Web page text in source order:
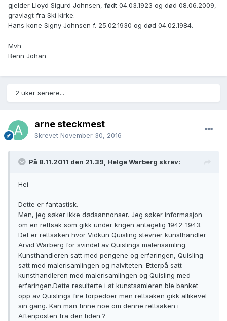
gjelder Lloyd Sigurd Johnsen, født 04.03.1923 og død 08.06.2009,
gravlagt fra Ski kirke.
Hans kone Signy Johnsen f. 25.02.1930 og død 04.02.1984.
Mvh
Benn Johan
2 uker senere...
arne steckmest
Skrevet November 30, 2016
På 8.11.2011 den 21.39, Helge Warberg skrev:
Hei
Dette er fantastisk.
Men, jeg søker ikke dødsannonser. Jeg søker informasjon
om en rettsak som gikk under krigen antagelig 1942-1943.
Det er rettsaken hvor Vidkun Quisling stevner kunsthandler
Arvid Warberg for svindel av Quislings malerisamling.
Kunsthandleren satt med pengene og erfaringen, Quisling
satt med malerisamlingen og naiviteten. Etterpå satt
kunsthandleren med malerisamlingen og Quisling med
erfaringen.Dette resulterte i at kunstsamleren ble banket
opp av Quislings fire torpedoer men rettsaken gikk allikevel
sin gang. Kan man finne noe om denne rettsaken i
Aftenposten fra den tiden ?